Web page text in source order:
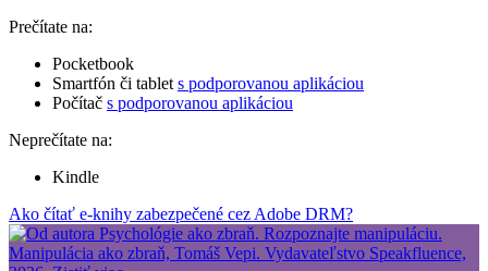
Prečítate na:
Pocketbook
Smartfón či tablet s podporovanou aplikáciou
Počítač s podporovanou aplikáciou
Neprečítate na:
Kindle
Ako čítať e-knihy zabezpečené cez Adobe DRM?